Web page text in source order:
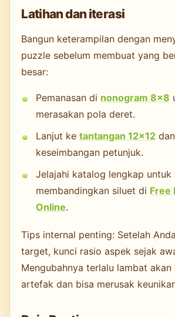
Latihan dan iterasi
Bangun keterampilan dengan
puzzle sebelum membuat yang
besar:
Pemanasan di nonogram 8×8
merasakan pola deret.
Lanjut ke tantangan 12×12
keseimbangan petunjuk.
Jelajahi katalog lengkap untuk
membandingkan siluet di Free
Online.
Tips internal penting: Setelah
target, kunci rasio aspek sejak
Mengubahnya terlalu lambat akan
artefak dan bisa merusak